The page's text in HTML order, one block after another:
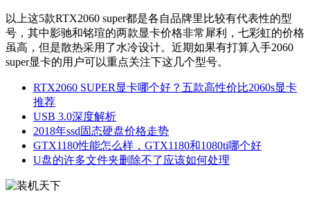
以上这5款RTX2060 super都是各自品牌里比较有代表性的型
号，其中影驰和铭瑄的两款显卡价格非常犀利，七彩虹的价格
虽高，但是散热采用了水冷设计。近期如果有打算入手2060
super显卡的用户可以重点关注下这几个型号。
RTX2060 SUPER显卡哪个好？五款高性价比2060s显卡
推荐
USB 3.0深度解析
2018年ssd固态硬盘价格走势
GTX1180性能怎么样，GTX1180和1080ti哪个好
U盘的许多文件夹删除不了应该如何处理